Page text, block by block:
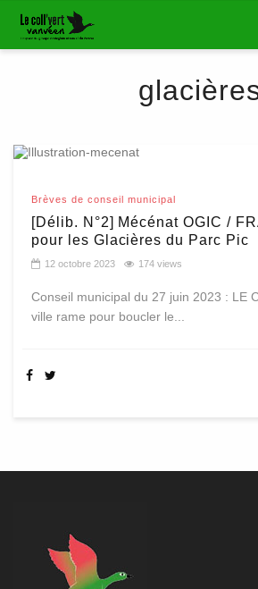
Brèves de conseil municipal
[Délib. N°2] Mécénat OGIC /
pour les Glacières du Parc Pic
12 octobre 2023 174 views
Conseil municipal du 27 juin 2023 : LE
ville rame pour boucler le...